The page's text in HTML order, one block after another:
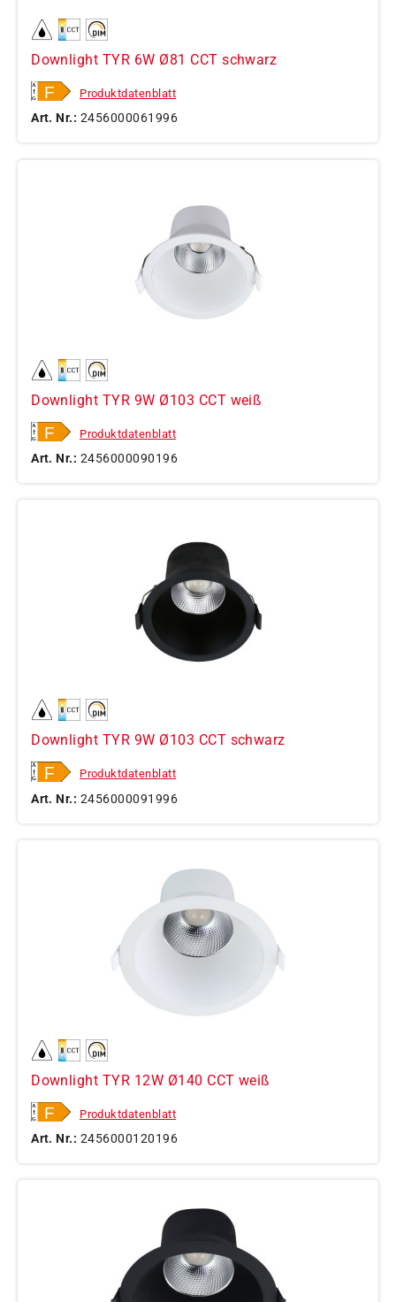
Downlight TYR 6W Ø81 CCT schwarz
Produktdatenblatt
Art. Nr.: 2456000061996
Downlight TYR 9W Ø103 CCT weiß
Produktdatenblatt
Art. Nr.: 2456000090196
Downlight TYR 9W Ø103 CCT schwarz
Produktdatenblatt
Art. Nr.: 2456000091996
Downlight TYR 12W Ø140 CCT weiß
Produktdatenblatt
Art. Nr.: 2456000120196